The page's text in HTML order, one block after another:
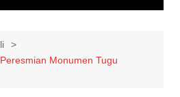
Monumen Tugu